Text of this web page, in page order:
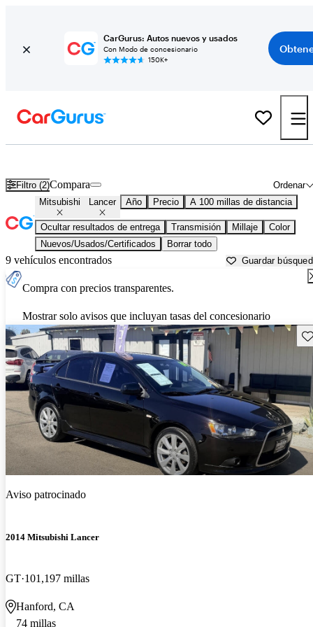
CarGurus: Autos nuevos y usados
Con Modo de concesionario
150K+
Filtro (2) Ordenar
Compara
Mitsubishi Lancer Año Precio A 100 millas de distancia
Ocultar resultados de entrega Transmisión Millaje
Color
Nuevos/Usados/Certificados
Borrar todo
9 vehículos encontrados Guardar
Compra con precios transparentes.
Mostrar solo avisos que incluyan tasas del concesionario
Aviso patrocinado
2014 Mitsubishi Lancer
GT 101,197 millas
Hanford, CA
74 millas